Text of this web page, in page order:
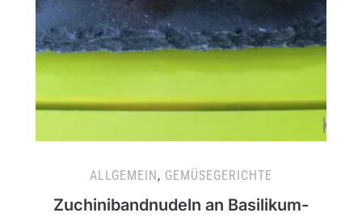
ALLGEMEIN, GEMÜSEGERICHTE
Zuchinibandnudeln an Basilikum-